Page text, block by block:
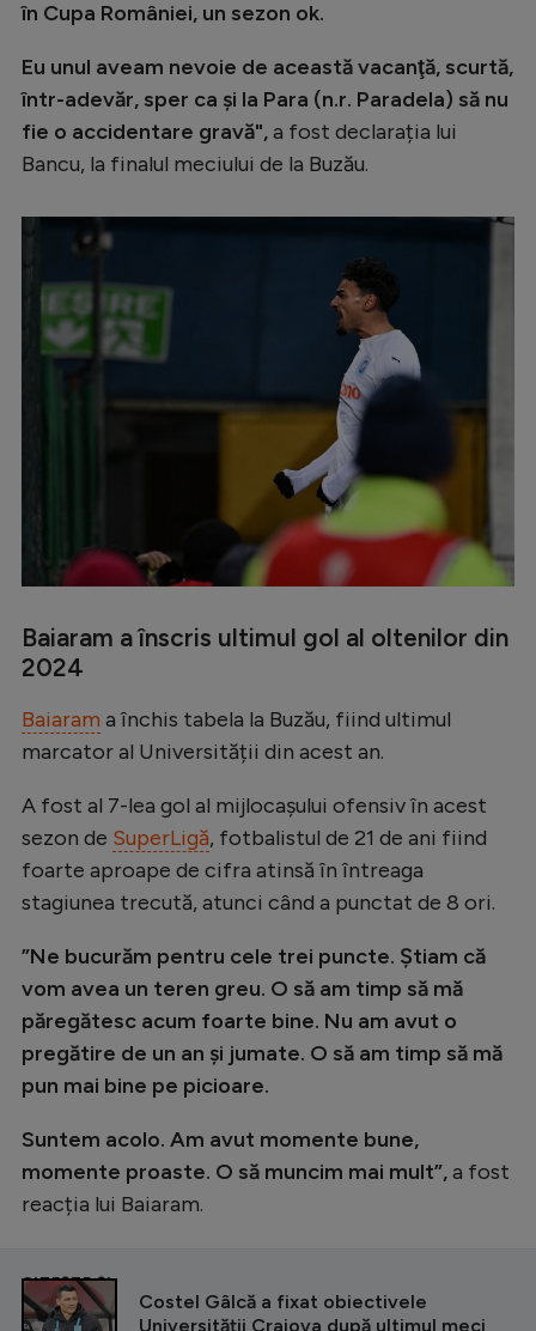
în Cupa României, un sezon ok.
Eu unul aveam nevoie de această vacanţă, scurtă,
într-adevăr, sper ca şi la Para (n.r. Paradela) să nu
fie o accidentare gravă",a fost declarația lui
Bancu, la finalul meciului de la Buzău.
Baiaram a înscris ultimul gol al oltenilor din
2024
Baiaram a închis tabela la Buzău, fiind ultimul
marcator al Universității din acest an.
A fost al 7-lea gol al mijlocașului ofensiv în acest
sezon de SuperLigă, fotbalistul de 21 de ani fiind
foarte aproape de cifra atinsă în întreaga
stagiunea trecută, atunci când a punctat de 8 ori.
”Ne bucurăm pentru cele trei puncte. Știam că
vom avea un teren greu. O să am timp să mă
păregătesc acum foarte bine. Nu am avut o
pregătire de un an și jumate. O să am timp să mă
pun mai bine pe picioare.
Suntem acolo. Am avut momente bune,
momente proaste. O să muncim mai mult”,a fost
reacția lui Baiaram.
CITEȘTE ȘI
Costel Gâlcă a fixat obiectivele
Universității Craiova după ultimul meci